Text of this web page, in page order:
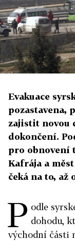
Evakuace
pozastavena,
zajistit novou
dokončení.
pro obnovení
Kafrája a
čeká na to, až
P odle
dohodu,
východní části